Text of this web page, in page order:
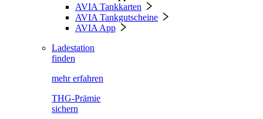
AVIA Tankkarten
AVIA Tankgutscheine
AVIA App
Ladestation
finden
mehr erfahren
THG-Prämie
sichern